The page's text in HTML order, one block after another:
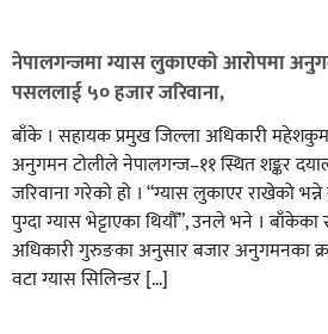
नेपालगन्जमा ग्यास लुकाएको आरोपमा
पसललाई ५० हजार जरिवाना,
बाँके । सहायक प्रमुख जिल्ला अधिकारी
अनुगमन टोलीले नेपालगन्ज–११ स्थित शङ्कर दयाल
जरिवाना गरेको हो । “ग्यास लुकाएर राखेको
पुग्दा ग्यास भेट्टाएका थियौँ”, उनले भने ।
अधिकारी गुरुङका अनुसार बजार अनुगमनका
वटा ग्यास सिलिन्डर […]